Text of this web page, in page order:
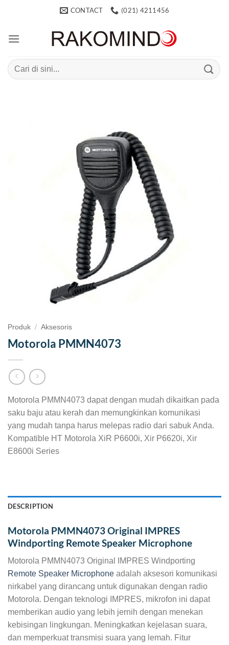
CONTACT (021) 4211456
Search
for:
Produk / Aksesoris
Motorola PMMN4073
Motorola PMMN4073 dapat dengan mudah dikaitkan pada
saku baju atau kerah dan memungkinkan komunikasi
yang mudah tanpa harus melepas radio dari sabuk Anda.
Kompatible HT Motorola XiR P6600i, Xir P6620i, Xir
E8600i Series
DESCRIPTION
Motorola PMMN4073 Original IMPRES
Windporting Remote Speaker Microphone
Motorola PMMN4073 Original IMPRES Windporting
Remote Speaker Microphone adalah aksesori komunikasi
nirkabel yang dirancang untuk digunakan dengan radio
Motorola. Dengan teknologi IMPRES, mikrofon ini dapat
memberikan audio yang lebih jernih dengan menekan
kebisingan lingkungan. Meningkatkan kejelasan suara,
dan memperkuat transmisi suara yang lemah. Fitur